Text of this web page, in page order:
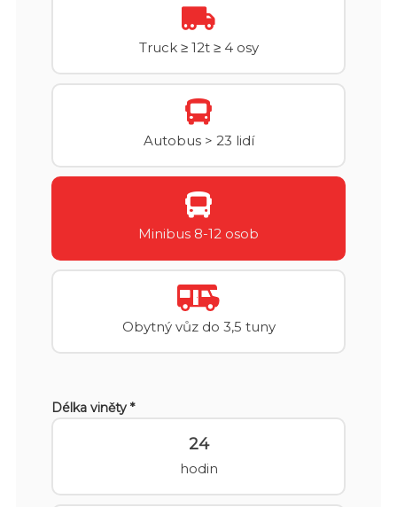
Truck ≥ 12t ≥ 4 osy
Autobus > 23 lidí
Minibus 8-12 osob
Obytný vůz do 3,5 tuny
Délka viněty *
24
hodin